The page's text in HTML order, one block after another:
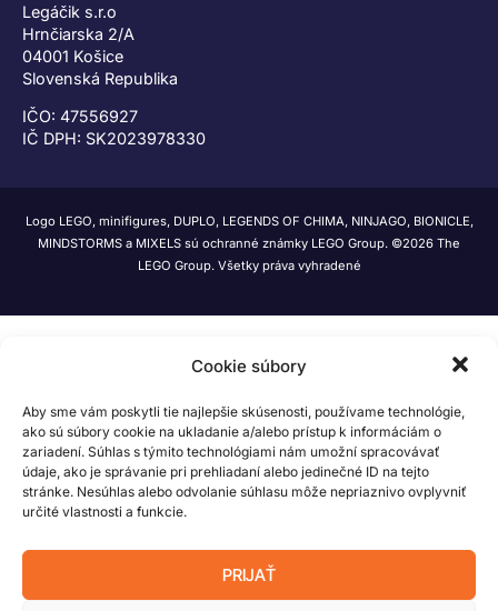
Cookie súbory
Aby sme vám poskytli tie najlepšie skúsenosti, používame technológie,
ako sú súbory cookie na ukladanie a/alebo prístup k informáciám o
zariadení. Súhlas s týmito technológiami nám umožní spracovávať
údaje, ako je správanie pri prehliadaní alebo jedinečné ID na tejto
stránke. Nesúhlas alebo odvolanie súhlasu môže nepriaznivo ovplyvniť
určité vlastnosti a funkcie.
PRIJAŤ
Legáčik s.r.o
Hrnčiarska 2/A
04001 Košice
Slovenská Republika
IČO: 47556927
IČ DPH: SK2023978330
Logo LEGO, minifigures, DUPLO, LEGENDS OF CHIMA, NINJAGO, BIONICLE,
MINDSTORMS a MIXELS sú ochranné známky LEGO Group. ©2026 The
LEGO Group. Všetky práva vyhradené